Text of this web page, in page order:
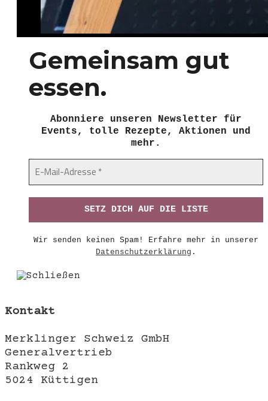
Gemeinsam gut
essen.
Abonniere unseren Newsletter für
Events, tolle Rezepte, Aktionen und
mehr.
Wir senden keinen Spam! Erfahre mehr in unserer
Datenschutzerklärung .
Kontakt
Merklinger Schweiz GmbH
Generalvertrieb
Rankweg 2
5024 Küttigen